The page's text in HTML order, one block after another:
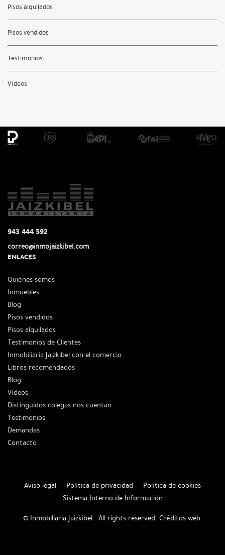
Pisos alquilados
Pisos vendidos
Testimonios
Vídeos
943 444 592
correo@inmojaizkibel.com
ENLACES
Quiénes somos
Inmuebles
Blog
Pisos vendidos
Pisos alquilados
Testimonios de Clientes
Inmobiliaria Jaizkibel con el comercio
Libros recomendados
Blog
Vídeos
Distinguidos colegas nos cuentan
Testimonios
Demandas
Contacto
Aviso legal Política de privacidad
Política de cookies
Sistema Interno de Información
© Inmobiliaria Jaizkibel . All rights reserved. Créditos web.